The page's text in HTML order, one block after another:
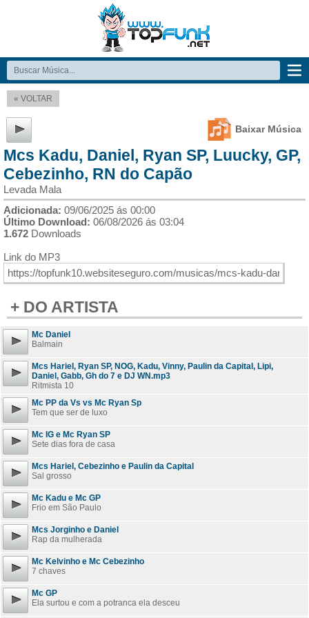
« VOLTAR
Baixar Música
Mcs Kadu, Daniel, Ryan SP, Luucky, GP,
Cebezinho, RN do Capão
Levada Mala
Adicionada: 09/06/2025 ás 00:00
Último Download: 06/08/2026 ás 03:04
1.672 Downloads
Link do MP3
+ DO ARTISTA
Mc Daniel
Balmain
Mcs Hariel, Ryan SP, NOG, Kadu, Vinny, Paulin da Capital, Lipi,
Daniel, Gabb, Gh do 7 e DJ WN.mp3
Ritmista 10
Mc PP da Vs vs Mc Ryan Sp
Tem que ser de luxo
Mc IG e Mc Ryan SP
Sete dias fora de casa
Mcs Hariel, Cebezinho e Paulin da Capital
Sal grosso
Mc Kadu e Mc GP
Frio em São Paulo
Mcs Jorginho e Daniel
Rap da mulherada
Mc Kelvinho e Mc Cebezinho
7 chaves
Mc GP
Ela surtou e com a potranca ela desceu